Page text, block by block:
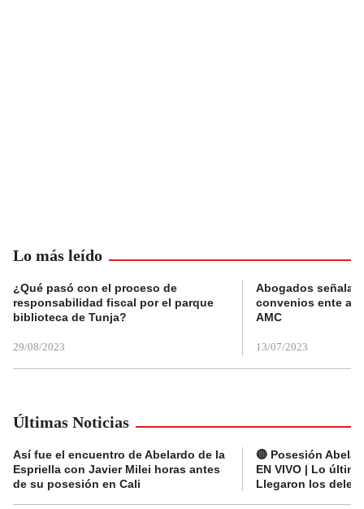
Lo más leído
¿Qué pasó con el proceso de
responsabilidad fiscal por el parque
biblioteca de Tunja?
29/08/2023
Abogados
convenios ente
AMC
13/07/2023
Últimas Noticias
Así fue el encuentro de Abelardo de la
Espriella con Javier Milei horas antes
de su posesión en Cali
🔴 Posesión
EN VIVO | Lo
Llegaron los